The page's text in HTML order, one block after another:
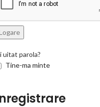
uitat parola?
Tine-ma minte